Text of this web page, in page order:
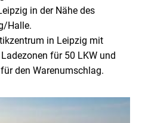
in der Nähe des
Halle.
in Leipzig mit
für 50 LKW und
den Warenumschlag.